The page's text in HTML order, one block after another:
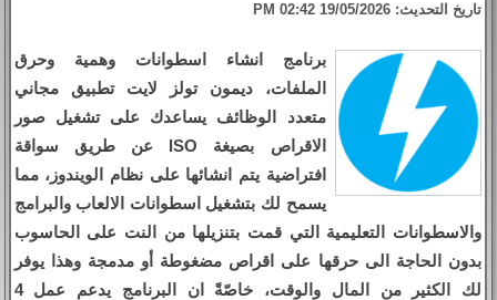
تاريخ التحديث: 19/05/2026 02:42 PM
برنامج انشاء اسطوانات وهمية وحرق
الملفات، ديمون تولز لايت تطبيق مجاني
متعدد الوظائف يساعدك على تشغيل صور
الاقراص بصيغة ISO عن طريق سواقة
افتراضية يتم انشائها على نظام الويندوز، مما
يسمح لك بتشغيل اسطوانات الالعاب والبرامج
والاسطوانات التعليمية التي قمت بتنزيلها من النت على الحاسوب
بدون الحاجة الى حرقها على اقراص مضغوطة أو مدمجة وهذا يوفر
لك الكثير من المال والوقت، خاصّةً ان البرنامج يدعم عمل 4